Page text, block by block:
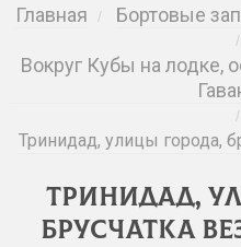
Главная / Бортовые
/
Вокруг Кубы на лодке,
/
Тринидад, улицы города,
Тринидад,
брусчатка